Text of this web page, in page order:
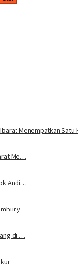
Me…
Andi…
di …